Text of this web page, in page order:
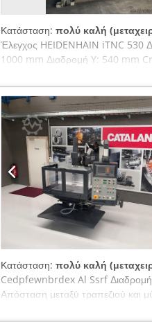
Κατάσταση: πολύ καλή
Έλεγχος HEIDENHAIN iTNC 530
1000 mm Διαδρομή Y: 540 mm
επιφάνειας τραπεζιού: 150 –
Μαγαζί: 30 θέσεων Γρήγορη
Διαστάσεις ΜxΠxΥ: 2910 x 2500
ρινισμάτων - Ηλεκτρικό
συντήρησης. Έχει
Κατάσταση: πολύ καλή
Cedpfewnbrdex Al Ssrf
Απόσταση μεταξύ τραπεζιού και
80 mm Βίδες με σφαιρίδια α.